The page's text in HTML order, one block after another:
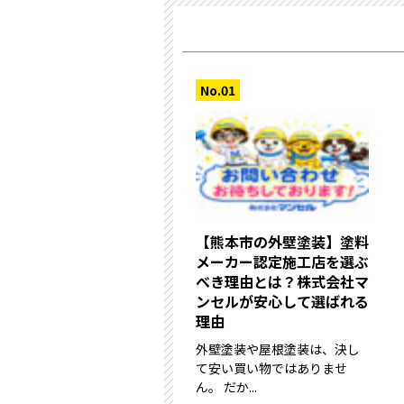
【熊本市の外壁塗装】塗料
メーカー認定施工店を選ぶ
べき理由とは？株式会社マ
ンセルが安心して選ばれる
理由
外壁塗装や屋根塗装は、決し
て安い買い物ではありませ
ん。 だか...